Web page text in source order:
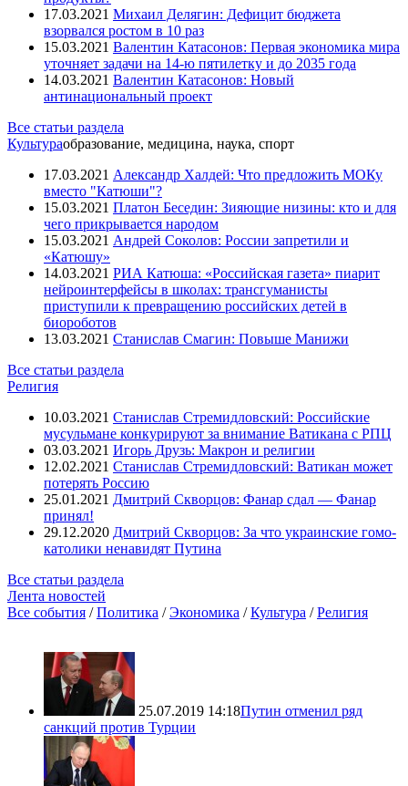
17.03.2021 Михаил Делягин: Дефицит бюджета
взорвался ростом в 10 раз
15.03.2021 Валентин Катасонов: Первая экономика мира
уточняет задачи на 14-ю пятилетку и до 2035 года
14.03.2021 Валентин Катасонов: Новый
антинациональный проект
Все статьи раздела
Культураобразование, медицина, наука, спорт
17.03.2021 Александр Халдей: Что предложить МОКу
вместо "Катюши"?
15.03.2021 Платон Беседин: Зияющие низины: кто и для
чего прикрывается народом
15.03.2021 Андрей Соколов: России запретили и
«Катюшу»
14.03.2021 РИА Катюша: «Российская газета» пиарит
нейроинтерфейсы в школах: трансгуманисты
приступили к превращению российских детей в
биороботов
13.03.2021 Станислав Смагин: Повыше Манижи
Все статьи раздела
Религия
10.03.2021 Станислав Стремидловский: Российские
мусульмане конкурируют за внимание Ватикана с РПЦ
03.03.2021 Игорь Друзь: Макрон и религии
12.02.2021 Станислав Стремидловский: Ватикан может
потерять Россию
25.01.2021 Дмитрий Скворцов: Фанар сдал — Фанар
принял!
29.12.2020 Дмитрий Скворцов: За что украинские гомо-
католики ненавидят Путина
Все статьи раздела
Лента новостей
Все события /Политика /Экономика /Культура /Религия
25.07.2019 14:18Путин отменил ряд
санкций против Турции